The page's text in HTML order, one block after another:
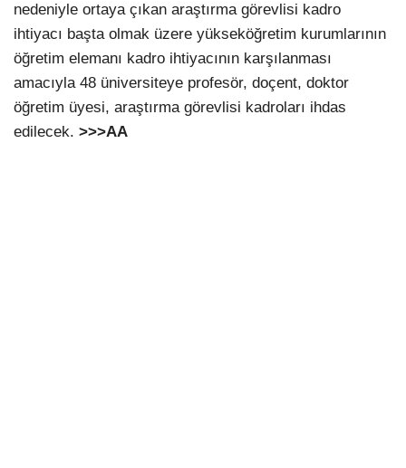
nedeniyle ortaya çıkan araştırma görevlisi kadro
ihtiyacı başta olmak üzere yükseköğretim kurumlarının
öğretim elemanı kadro ihtiyacının karşılanması
amacıyla 48 üniversiteye profesör, doçent, doktor
öğretim üyesi, araştırma görevlisi kadroları ihdas
edilecek. >>>AA